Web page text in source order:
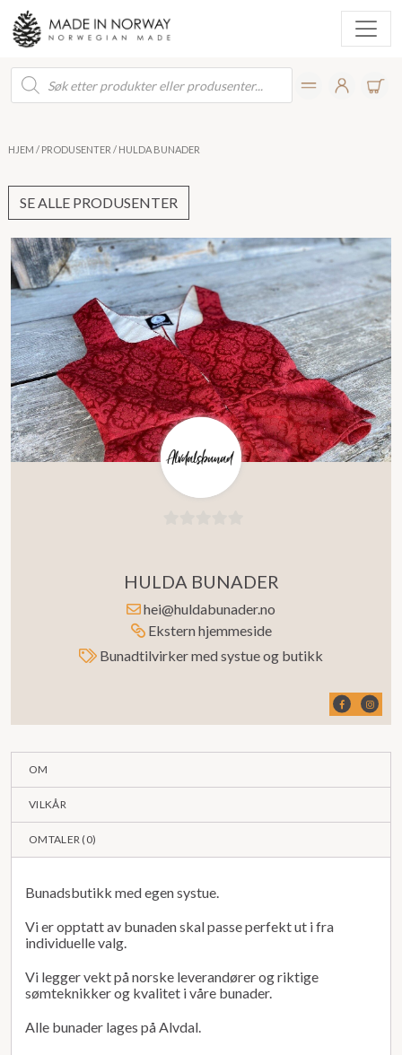
Products
search
HJEM / PRODUSENTER / HULDA BUNADER
SE ALLE PRODUSENTER
av
5
HULDA BUNADER
hei@huldabunader.no
Ekstern hjemmeside
Bunadtilvirker med systue og butikk
OM
VILKÅR
OMTALER (0)
Bunadsbutikk med egen systue.
Vi er opptatt av bunaden skal passe perfekt ut i fra
individuelle valg.
Vi legger vekt på norske leverandører og riktige
sømteknikker og kvalitet i våre bunader.
Alle bunader lages på Alvdal.